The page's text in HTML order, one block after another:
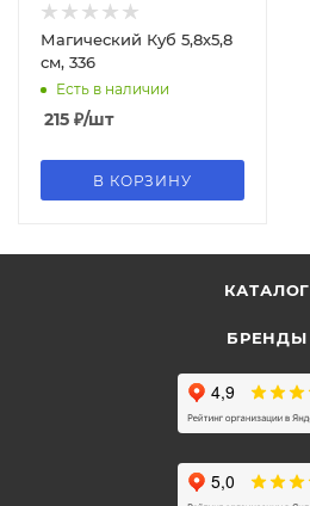
Магический Куб 5,8х5,8
см, 336
Есть в наличии
215 ₽/шт
В КОРЗИНУ
КАТАЛОГ
БРЕНДЫ